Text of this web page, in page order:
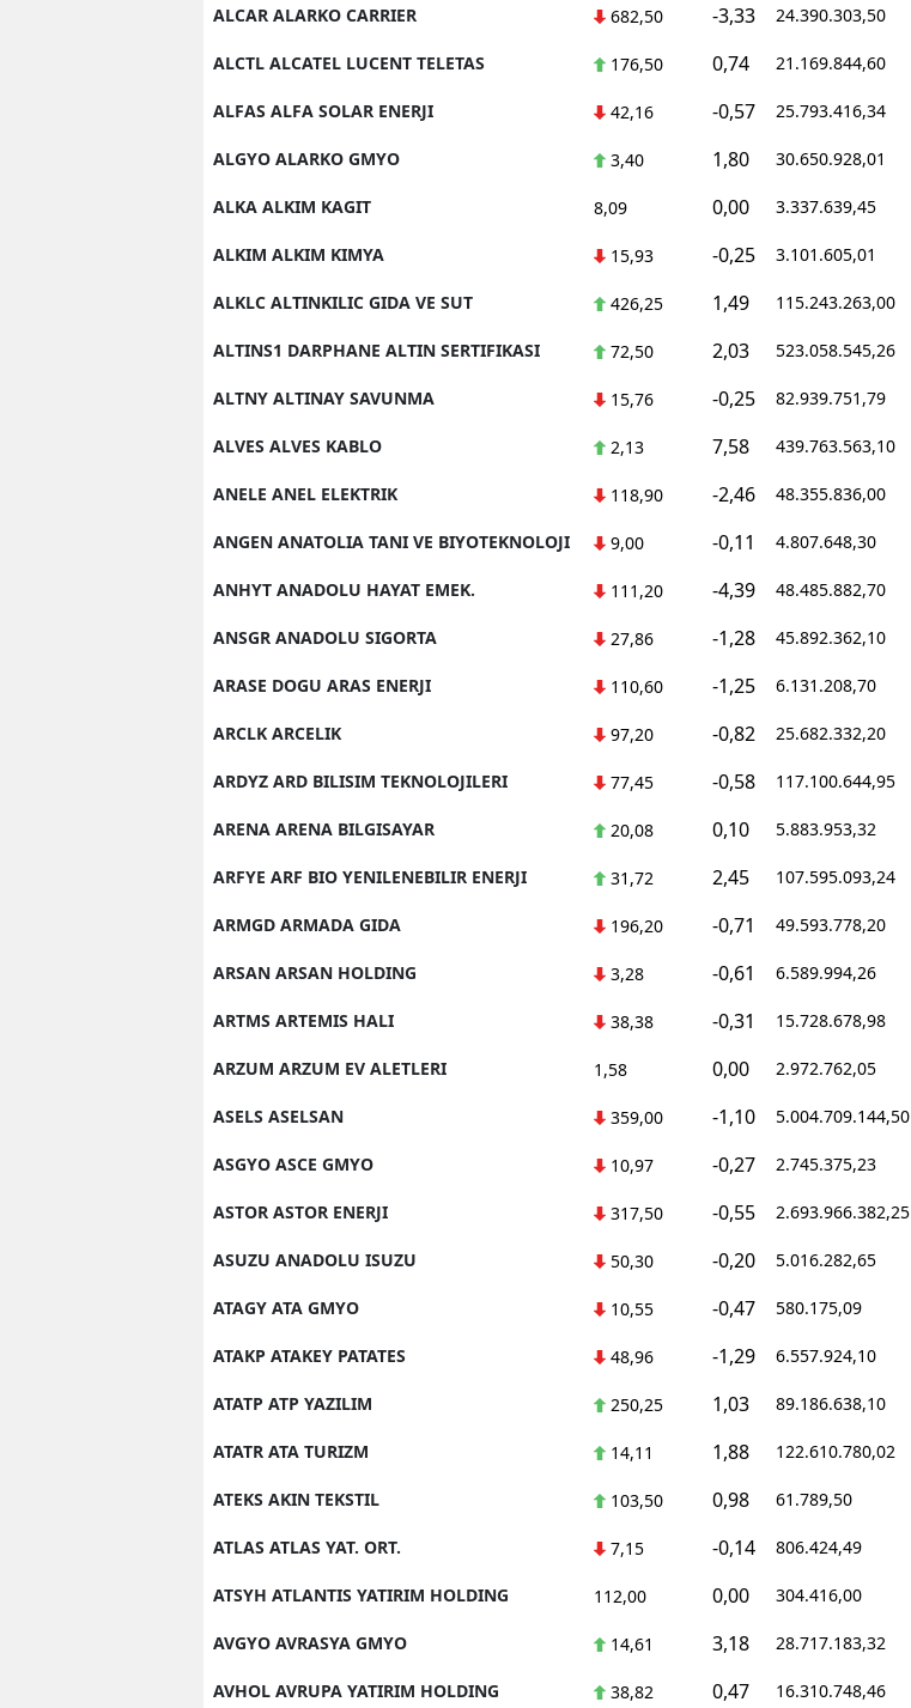
ALCAR ALARKO CARRIER 682,50 -3,33 24.390.303,50
ALCTL ALCATEL LUCENT TELETAS 176,50 0,74 21.169.844,60
ALFAS ALFA SOLAR ENERJI 42,16 -0,57 25.793.416,34
ALGYO ALARKO GMYO 3,40 1,80 30.650.928,01
ALKA ALKIM KAGIT 8,09 0,00 3.337.639,45
ALKIM ALKIM KIMYA 15,93 -0,25 3.101.605,01
ALKLC ALTINKILIC GIDA VE SUT 426,25 1,49 115.243.263,00
ALTINS1 DARPHANE ALTIN SERTIFIKASI 72,50 2,03 523.058.545,26
ALTNY ALTINAY SAVUNMA 15,76 -0,25 82.939.751,79
ALVES ALVES KABLO 2,13 7,58 439.763.563,10
ANELE ANEL ELEKTRIK 118,90 -2,46 48.355.836,00
ANGEN ANATOLIA TANI VE BIYOTEKNOLOJI 9,00 -0,11 4.807.648,30
ANHYT ANADOLU HAYAT EMEK. 111,20 -4,39 48.485.882,70
ANSGR ANADOLU SIGORTA 27,86 -1,28 45.892.362,10
ARASE DOGU ARAS ENERJI 110,60 -1,25 6.131.208,70
ARCLK ARCELIK 97,20 -0,82 25.682.332,20
ARDYZ ARD BILISIM TEKNOLOJILERI 77,45 -0,58 117.100.644,95
ARENA ARENA BILGISAYAR 20,08 0,10 5.883.953,32
ARFYE ARF BIO YENILENEBILIR ENERJI 31,72 2,45 107.595.093,24
ARMGD ARMADA GIDA 196,20 -0,71 49.593.778,20
ARSAN ARSAN HOLDING 3,28 -0,61 6.589.994,26
ARTMS ARTEMIS HALI 38,38 -0,31 15.728.678,98
ARZUM ARZUM EV ALETLERI 1,58 0,00 2.972.762,05
ASELS ASELSAN 359,00 -1,10 5.004.709.144,50
ASGYO ASCE GMYO 10,97 -0,27 2.745.375,23
ASTOR ASTOR ENERJI 317,50 -0,55 2.693.966.382,25
ASUZU ANADOLU ISUZU 50,30 -0,20 5.016.282,65
ATAGY ATA GMYO 10,55 -0,47 580.175,09
ATAKP ATAKEY PATATES 48,96 -1,29 6.557.924,10
ATATP ATP YAZILIM 250,25 1,03 89.186.638,10
ATATR ATA TURIZM 14,11 1,88 122.610.780,02
ATEKS AKIN TEKSTIL 103,50 0,98 61.789,50
ATLAS ATLAS YAT. ORT. 7,15 -0,14 806.424,49
ATSYH ATLANTIS YATIRIM HOLDING 112,00 0,00 304.416,00
AVGYO AVRASYA GMYO 14,61 3,18 28.717.183,32
AVHOL AVRUPA YATIRIM HOLDING 38,82 0,47 16.310.748,46